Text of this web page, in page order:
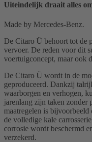
Uiteindelijk draait alles
Made by Mercedes-Benz.
De Citaro Ü behoort tot de
vervoer. De reden voor dit
voertuigconcept, maar ook
De Citaro Ü wordt in de
geproduceerd. Dankzij
waarborgen en verhogen,
jarenlang zijn taken zonder
maatregelen is
de volledige kale
corrosie wordt beschermd
verzekerd.